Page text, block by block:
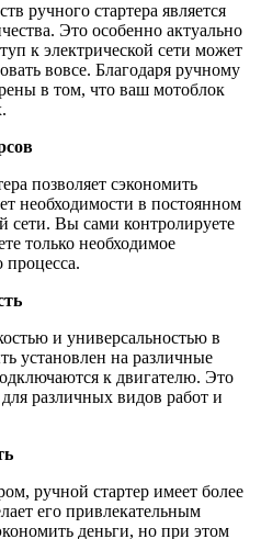
ручного стартера является
Это особенно актуально
к электрической сети может
вовсе. Благодаря ручному
в том, что ваш мотоблок
позволяет сэкономить
необходимости в постоянном
сети. Вы сами контролируете
только необходимое
процесса.
и универсальностью в
установлен на различные
к двигателю. Это
различных видов работ и
ручной стартер имеет более
его привлекательным
деньги, но при этом